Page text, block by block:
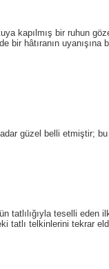
bir ruhun göze
hâtıranın uyanışına
güzel belli etmiştir; bu
teselli eden
tatlı telkinlerini tekrar